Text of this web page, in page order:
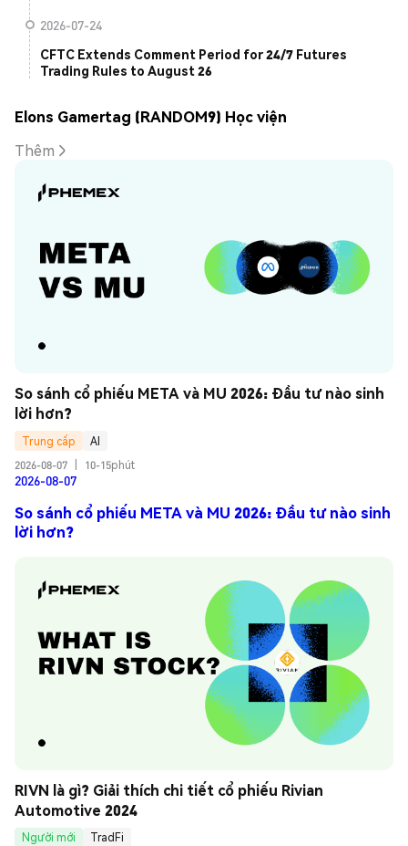
2026-07-24
CFTC Extends Comment Period for 24/7 Futures
Trading Rules to August 26
Elons Gamertag (RANDOM9) Học viện
Thêm
So sánh cổ phiếu META và MU 2026: Đầu tư nào sinh
lời hơn?
Trung cấp
AI
2026-08-07
10-15phút
2026-08-07
So sánh cổ phiếu META và MU 2026: Đầu tư nào sinh
lời hơn?
RIVN là gì? Giải thích chi tiết cổ phiếu Rivian
Automotive 2024
Người mới
TradFi